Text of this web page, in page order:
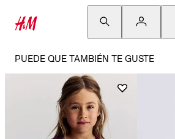
PUEDE QUE TAMBIÉN TE GUSTE